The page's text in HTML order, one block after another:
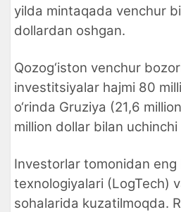
yilda mintaqada venchur
dollardan oshgan.
Qozog‘iston venchur
investitsiyalar hajmi 80
o‘rinda Gruziya (21,6
million dollar bilan uchinchi
Investorlar tomonidan
texnologiyalari (LogTech)
sohalarida kuzatilmoqda.